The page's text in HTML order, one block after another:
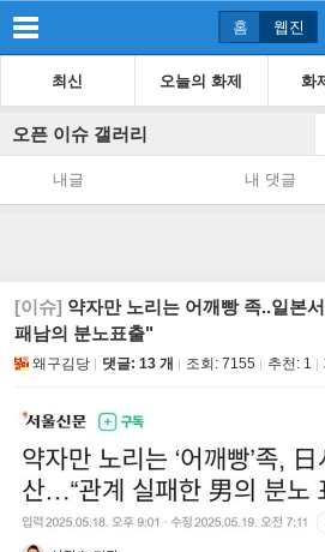
홈 웹진
최신 오늘의 화제 화
오픈 이슈 갤러리
내글 내 댓글
[이슈] 약자만 노리는 어깨빵 족..일본
패남의 분노표출"
왜구김당 댓글: 13 개 조회: 7155 추천: 1